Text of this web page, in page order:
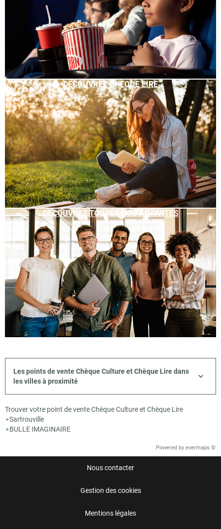
DÉCOUVREZ CHÈQUE LIRE
DÉCOUVREZ TOUTES NOS ACTIVITÉS
Les points de vente Chèque Culture et Chèque Lire dans
les villes à proximité
Trouver votre point de vente Chèque Culture et Chèque Lire
>Sartrouville
> BULLE IMAGINAIRE
Powered by evermaps ©
Nous contacter
Gestion des cookies
Mentions légales